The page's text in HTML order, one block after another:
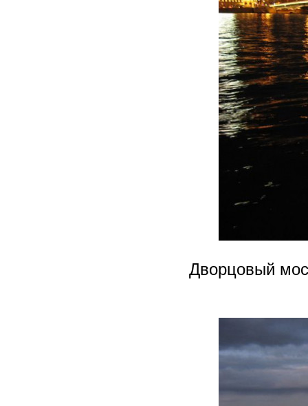
Дворцовый